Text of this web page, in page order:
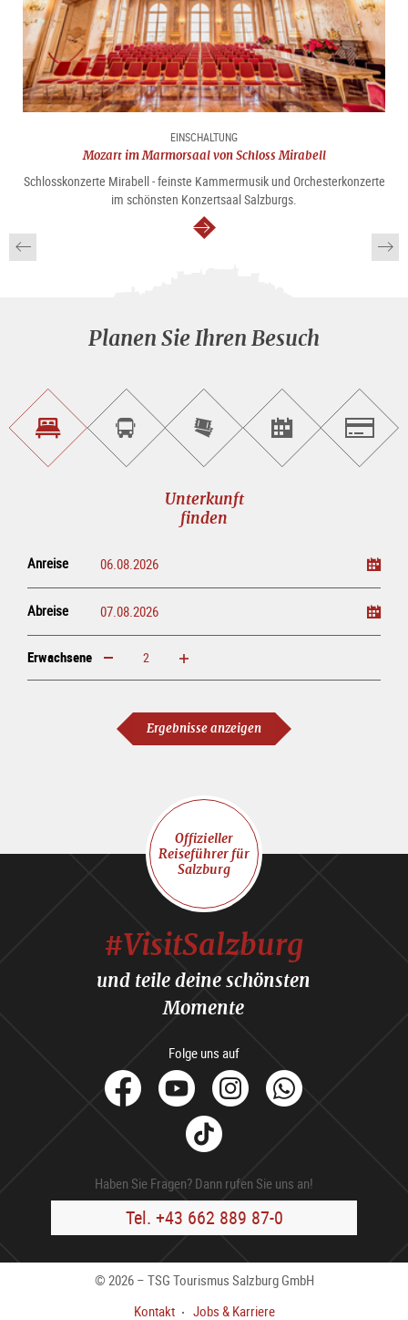
EINSCHALTUNG
Mozart im Marmorsaal von Schloss Mirabell
Schlosskonzerte Mirabell - feinste Kammermusik und Orchesterkonzerte
im schönsten Konzertsaal Salzburgs.
weiter
Planen Sie Ihren Besuch
Unterkunft<br>findenSightseeing<br>Tour
buchen
Tickets
online<br>kaufen
Events<br>finden
Unterkunft
finden
Anreise
Abreise
Erwachsene erhöhen verringern
Ergebnisse anzeigen
Offizieller
Reiseführer für
Salzburg
#VisitSalzburg
und teile deine schönsten
Momente
Folge uns auf
facebook
YoutubeInstagram
Tik
Tok
Haben Sie Fragen? Dann rufen Sie uns an!
Tel. +43 662 889 87-0
© 2026 – TSG Tourismus Salzburg GmbH
Kontakt
Jobs & Karriere